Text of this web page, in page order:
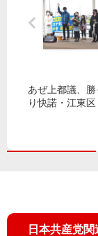
あぜ上都議、
り快諾・江東区
日本共産党関